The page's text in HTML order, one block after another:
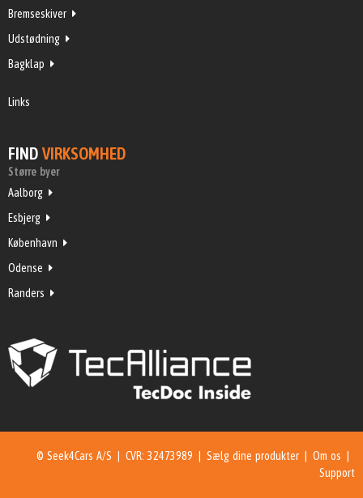
Bremseskiver
Udstødning
Bagklap
Links
FIND VIRKSOMHED
Større byer
Aalborg
Esbjerg
København
Odense
Randers
© Seek4Cars A/S | CVR: 32473989 | Sælg dine produkter Om os
Support